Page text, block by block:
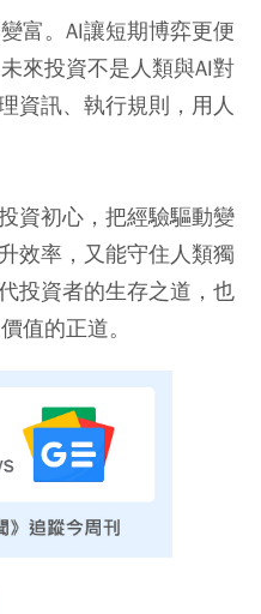
富。AI讓短期博弈更便
來投資不是人類與AI對
資訊、執行規則，用人
資初心，把經驗驅動變
效率，又能守住人類獨
投資者的生存之道，也
值的正道。